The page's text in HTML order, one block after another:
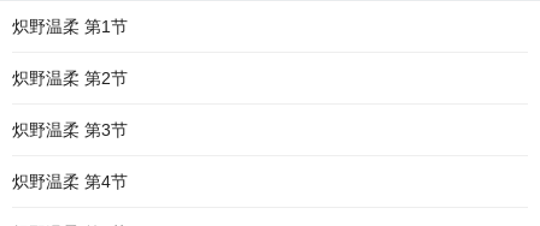
炽野温柔 第1节
炽野温柔 第2节
炽野温柔 第3节
炽野温柔 第4节